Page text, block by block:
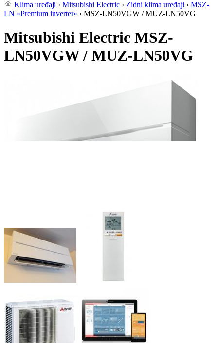
Klima uređaji › Mitsubishi Electric › Zidni klima uređaji › MSZ-
LN «Premium inverter» › MSZ-LN50VGW / MUZ-LN50VG
Mitsubishi Electric MSZ-
LN50VGW / MUZ-LN50VG